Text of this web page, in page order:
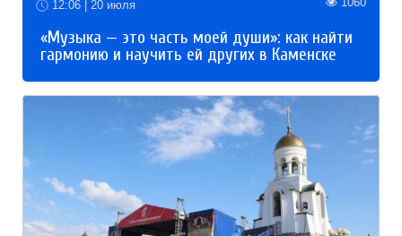
12:06 | 20 июля
«Музыка — это часть моей души»: как найти
гармонию и научить ей других в Каменске